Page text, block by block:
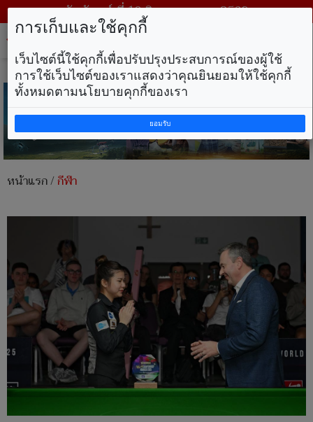
วันจันทร์ ที่ 10 สิงหาคม พ.ศ. 2569
หน้าแรก/กีฬา
การเก็บและใช้คุกกี้
เว็บไซต์นี้ใช้คุกกี้เพื่อปรับปรุงประสบการณ์ของผู้ใช้
การใช้เว็บไซต์ของเราแสดงว่าคุณยินยอมให้ใช้คุกกี้
ทั้งหมดตามนโยบายคุกกี้ของเรา
ยอมรับ